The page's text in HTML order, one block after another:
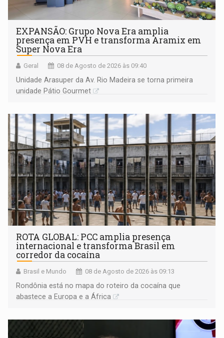
EXPANSÃO: Grupo Nova Era amplia
presença em PVH e transforma Aramix em
Super Nova Era
Geral 08 de Agosto de 2026 às 09:40
Unidade Arasuper da Av. Rio Madeira se torna primeira
unidade Pátio Gourmet
ROTA GLOBAL: PCC amplia presença
internacional e transforma Brasil em
corredor da cocaína
Brasil e Mundo 08 de Agosto de 2026 às 09:13
Rondônia está no mapa do roteiro da cocaína que
abastece a Europa e a África